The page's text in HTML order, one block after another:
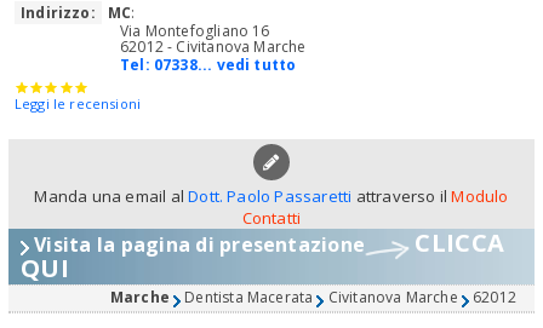
Indirizzo:
MC:
Via Montefogliano 16
62012 - Civitanova Marche
Tel: 07338... vedi tutto
Leggi le recensioni
Manda una email alDott. Paolo Passaretti attraverso ilModulo
Contatti
Visita la pagina di presentazione CLICCA
QUI
Marche Dentista Macerata Civitanova Marche 62012